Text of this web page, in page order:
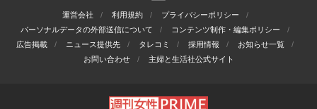
運営会社 利用規約
プライバシーポリシー
パーソナルデータの外部送信について
コンテンツ制作・編集ポリシー
広告掲載
ニュース提供先 タレコミ 採用情報
お知らせ一覧
お問い合わせ
主婦と生活社公式サイト